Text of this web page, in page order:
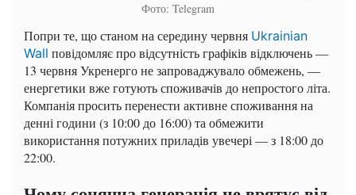
Фото: Telegram
Попри те, що станом на середину червня Ukrainian
Wall повідомляє про відсутність графіків відключень —
13 червня Укренерго не запроваджувало обмежень, —
енергетики вже готують споживачів до непростого літа.
Компанія просить перенести активне споживання на
денні години (з 10:00 до 16:00) та обмежити
використання потужних приладів увечері — з 18:00 до
22:00.